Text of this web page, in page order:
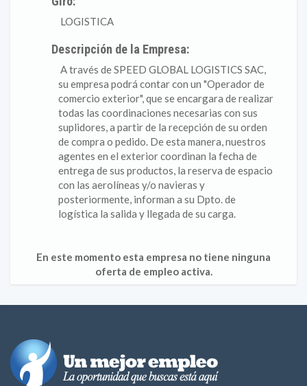
LOGISTICA
Descripción de la Empresa:
A través de SPEED GLOBAL LOGISTICS SAC,
su empresa podrá contar con un "Operador de
comercio exterior", que se encargara de realizar
todas las coordinaciones necesarias con sus
suplidores, a partir de la recepción de su orden
de compra o pedido. De esta manera, nuestros
agentes en el exterior coordinan la fecha de
entrega de sus productos, la reserva de espacio
con las aerolíneas y/o navieras y
posteriormente, informan a su Dpto. de
logística la salida y llegada de su carga.
En este momento esta empresa no tiene ninguna
oferta de empleo activa.